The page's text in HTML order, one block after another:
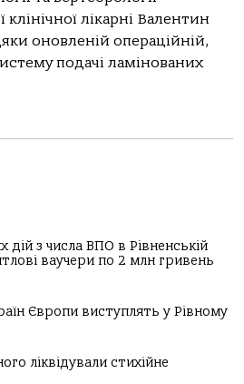
клінічної лікарні Валентин
оновленій операційній,
подачі ламінованих
дій з числа ВПО в Рівненській
ваучери по 2 млн гривень
Європи виступлять у Рівному
ліквідували стихійне